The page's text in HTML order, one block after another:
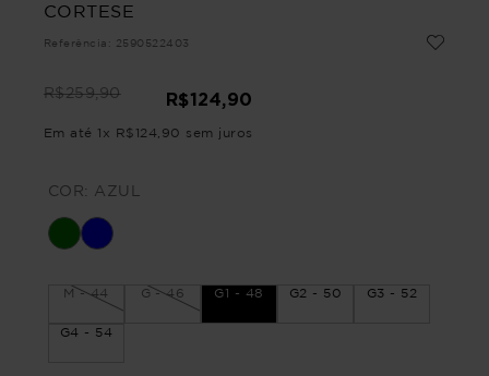
CORTESE
Referência : 2590522403
R$259,90 R$124,90
Em até 1 x R$ 124 90 sem juros
COR: AZUL
M - 44 G - 46 G1 - 48 G2 - 50 G3 - 52
G4 - 54